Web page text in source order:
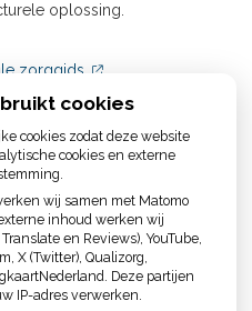
oplossing.
zorggids
|Beheer
cookies
cookies zodat deze website
cookies en externe
wij samen met Matomo
inhoud werken wij
en Reviews), YouTube,
X (Twitter), Qualizorg,
Deze partijen
IP-adres verwerken.